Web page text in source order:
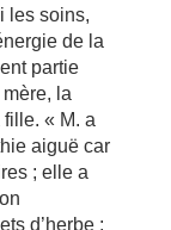
les soins,
de la
partie
la
« M. a
aiguë car
; elle a
d’herbe :